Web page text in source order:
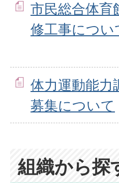
市民総合体育
修工事につい
体力運動能力
募集について
組織から探